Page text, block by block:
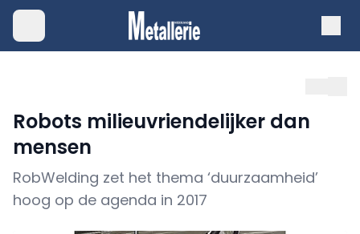
Robots milieuvriendelijker dan
mensen
RobWelding zet het thema ‘duurzaamheid’
hoog op de agenda in 2017